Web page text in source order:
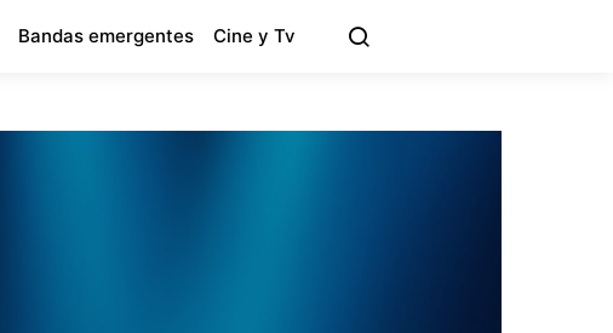
Bandas emergentes Cine y Tv